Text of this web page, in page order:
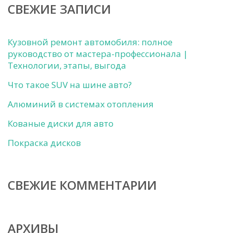
СВЕЖИЕ ЗАПИСИ
Кузовной ремонт автомобиля: полное
руководство от мастера-профессионала |
Технологии, этапы, выгода
Что такое SUV на шине авто?
Алюминий в системах отопления
Кованые диски для авто
Покраска дисков
СВЕЖИЕ КОММЕНТАРИИ
АРХИВЫ